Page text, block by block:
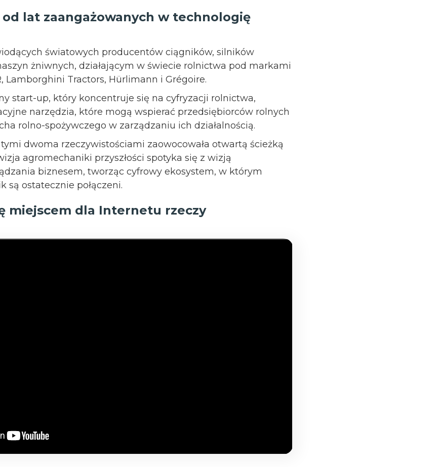
od lat zaangażowanych w technologię
światowych producentów ciągników, silników
żniwnych, działającym w świecie rolnictwa pod markami
Lamborghini Tractors, Hürlimann i Grégoire.
start-up, który koncentruje się na cyfryzacji rolnictwa,
narzędzia, które mogą wspierać przedsiębiorców rolnych
rolno-spożywczego w zarządzaniu ich działalnością.
dwoma rzeczywistościami zaowocowała otwartą ścieżką
agromechaniki przyszłości spotyka się z wizją
biznesem, tworząc cyfrowy ekosystem, w którym
są ostatecznie połączeni.
miejscem dla Internetu rzeczy